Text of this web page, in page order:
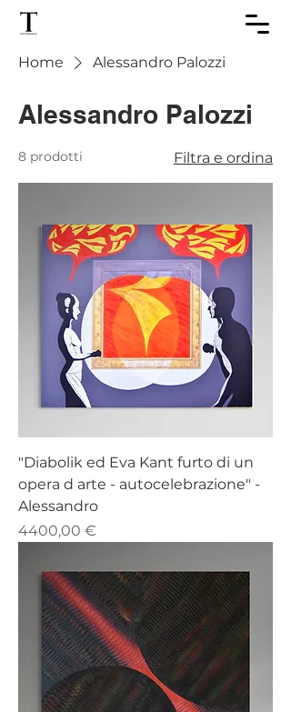
Home Alessandro Palozzi
Alessandro Palozzi
8 prodotti Filtra e ordina
"Diabolik ed Eva Kant furto di un
opera d arte - autocelebrazione" -
Alessandro
Prezzo
4400,00 €